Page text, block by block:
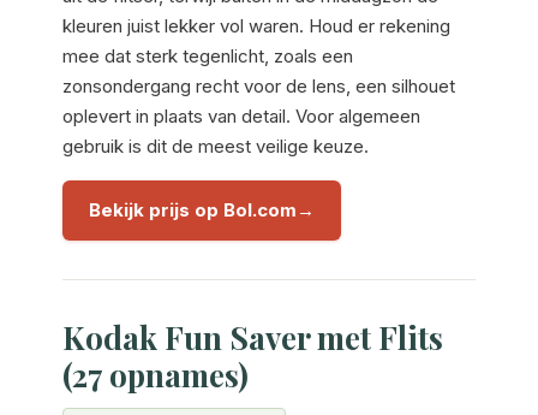
kleuren juist lekker vol waren. Houd er rekening
mee dat sterk tegenlicht, zoals een
zonsondergang recht voor de lens, een silhouet
oplevert in plaats van detail. Voor algemeen
gebruik is dit de meest veilige keuze.
Bekijk prijs op Bol.com
Kodak Fun Saver met Flits
(27 opnames)